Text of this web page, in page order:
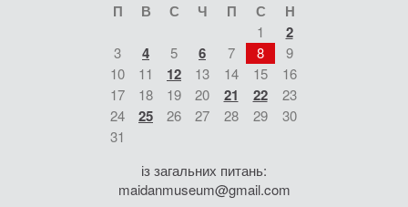
П В С Ч П С Н
1 2
3 4 5 6 7 8
9
10
11 12 13 14 15
16
17
18 19 20 21 22
23
24
25 26 27 28 29
30
31
із загальних питань:
maidanmuseum@gmail.com